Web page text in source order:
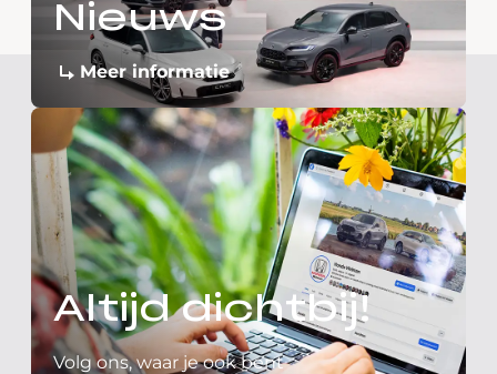
Nieuws
Meer informatie
Altijd dichtbij!
Volg ons, waar je ook bent